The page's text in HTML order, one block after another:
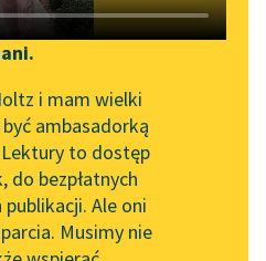
Zgłoś brak utworu
Narzędzia
Mapa Wolnych Lektur
Leśmianator
Przewodnik dla piszących i
i mam wielki
ambasadorką
to dostęp
do bezpłatnych
Ale oni
Musimy nie
Wyki